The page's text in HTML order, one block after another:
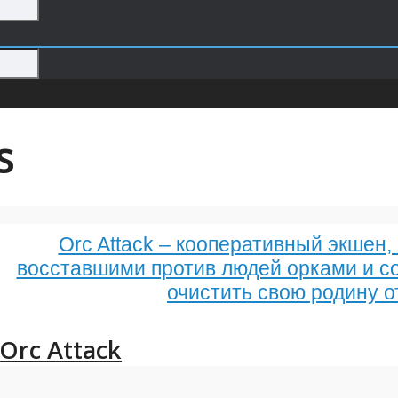
Orc Attack – кооперативный экшен,
восставшими против людей орками и
очистить свою родину
Orc Attack